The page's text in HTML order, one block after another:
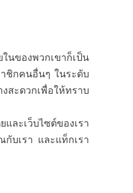
นของพวกเขาก็เป็น
ชิกคนอื่นๆ ในระดับ
สะดวกเพื่อให้ทราบ
ละเว็บไซต์ของเรา
บเรา และแท็กเรา